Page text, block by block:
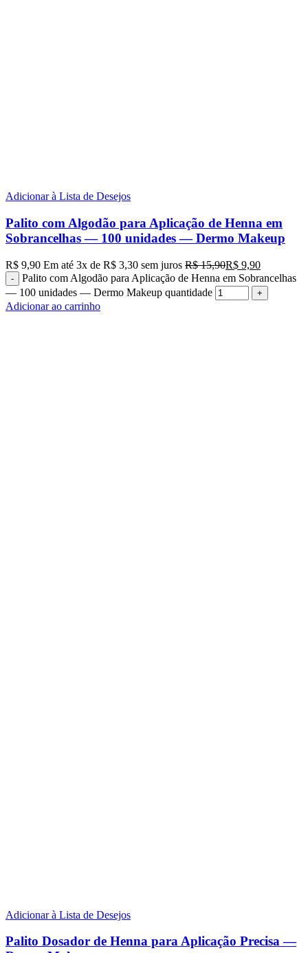
Adicionar à Lista de Desejos
Palito com Algodão para Aplicação de Henna em
Sobrancelhas — 100 unidades — Dermo Makeup
R$ 9,90 Em até 3x de R$ 3,30 sem juros R$15,90R$ 9,90
Palito com Algodão para Aplicação de Henna em Sobrancelhas
— 100 unidades — Dermo Makeup quantidade
Adicionar ao carrinho
Adicionar à Lista de Desejos
Palito Dosador de Henna para Aplicação Precisa —